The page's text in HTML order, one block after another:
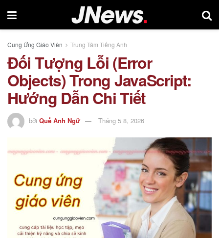
Cung Ứng Giáo Viên Trung Tâm Tiếng Anh
Đối Tượng Lỗi (Error
Objects) Trong JavaScript:
Hướng Dẫn Chi Tiết
bởi Quế Anh Ngữ Tháng 5 8, 2026